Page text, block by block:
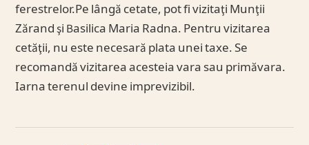
ferestrelor.Pe lângă cetate, pot fi vizitaţi Munţii
Zărand şi Basilica Maria Radna. Pentru vizitarea
cetăţii, nu este necesară plata unei taxe. Se
recomandă vizitarea acesteia vara sau primăvara.
Iarna terenul devine imprevizibil.